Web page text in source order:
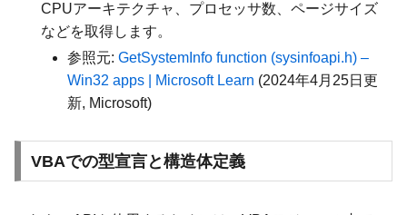
CPUアーキテクチャ、プロセッサ数、ページサイズ
などを取得します。
参照元:GetSystemInfo function (sysinfoapi.h) –
Win32 apps | Microsoft Learn (2024年4月25日更
新, Microsoft)
VBAでの型宣言と構造体定義